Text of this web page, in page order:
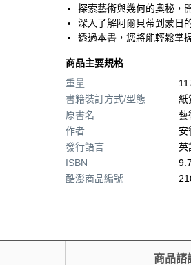
探索藝術與幾何的奧秘，
深入了解阿爾貝蒂到蒙日
透過本書，您將能輕鬆掌
商品主要規格
重量
書籍裝訂方式/型態
紙
原書名
藝
作者
安
發行語言
英
ISBN
酷澎商品編號
商品諮